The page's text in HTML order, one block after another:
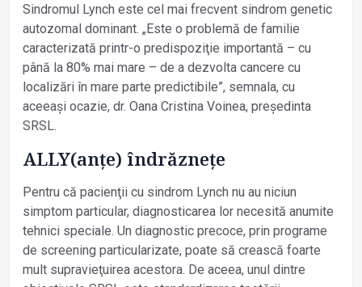
Sindromul Lynch este cel mai frecvent sindrom genetic
autozomal dominant. „Este o problemă de familie
caracterizată printr-o predispoziţie importantă – cu
până la 80% mai mare – de a dezvolta cancere cu
localizări în mare parte predictibile”, semnala, cu
aceeași ocazie, dr. Oana Cristina Voinea, președinta
SRSL.
ALLY(anţe) îndrăzneţe
Pentru că pacienţii cu sindrom Lynch nu au niciun
simptom particular, diagnosticarea lor necesită anumite
tehnici speciale. Un diagnostic precoce, prin programe
de screening particularizate, poate să crească foarte
mult supravieţuirea acestora. De aceea, unul dintre